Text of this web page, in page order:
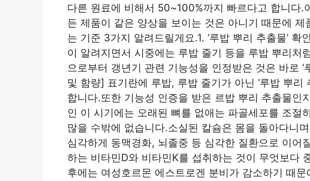
다른 원료에 비해서 50~100%까지 빠르다고 합니다
든 제품이 같은 양상을 보이는 것은 아니기 때문에
는 기준 3가지 알려드릴게요.1. ‘루밥 뿌리 추출물’
이 알려지면서 시중에는 루밥 줄기 등을 루밥 뿌리처
으로부터 갱년기 관련 기능성을 인정받은 것은 바로
및 함량] 표기란에 루밥, 루밥 줄기가 아닌 ‘루밥 뿌리
합니다.또한 기능성 인증을 받은 르밥 뿌리 추출물인
인 이 시기에는 오래된 뼈를 없애는 파골세포를 조절
많을 수밖에 없습니다.소실된 칼슘은 몸을 돌아다니
심각하게 동맥경화, 뇌졸중 등 심각한 질환으로 이어
하는 비타민D와 비타민K를 섭취하는 것이 무엇보다
후에는 여성호르몬 에스트로겐 분비가 감소하기 때